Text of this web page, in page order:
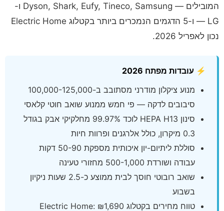
המובילים — Dyson, Shark, Eufy, Tineco, Samsung ו-
LG — ו-5 הדגמים הנמכרים ביותר בקטלוג Electric Home
נכון לאפריל 2026.
⚡ עובדות מפתח 2026
מנוע ציקלון מודרני מסתובב ב-100,000-125,000
סיבובים לדקה — פי חמש ממנוע שואב חוטי קלאסי
סינון HEPA H13 לוכד 99.97% מחלקיקי אבק בגודל
0.3 מיקרון, כולל אלרגנים ופרוות חיות
סוללת ליתיום-יון איכותית מספקת 50-90 דקות
עבודה ושורדת 500-1,000 מחזורי טעינה
שואב רובוטי חוסך לבית ממוצע כ-2.5 שעות ניקיון
בשבוע
טווח מחירים בקטלוג Electric Home: ₪1,690